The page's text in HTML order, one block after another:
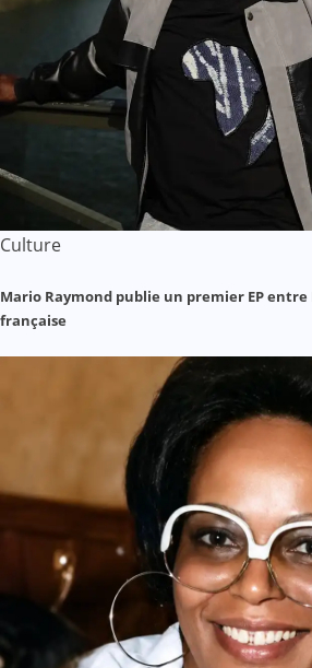
Culture
Mario Raymond publie un premier EP
française